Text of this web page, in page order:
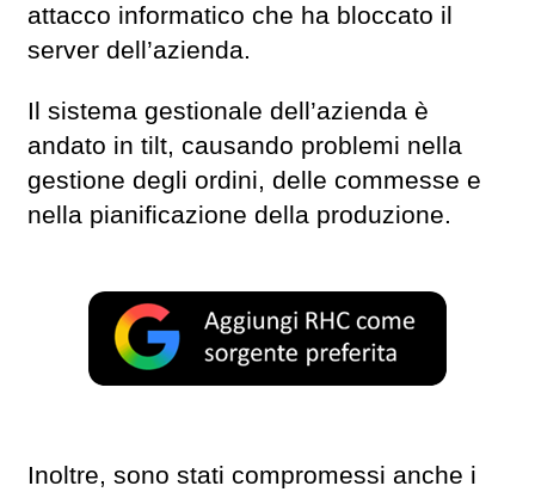
attacco informatico che ha bloccato il
server dell’azienda.
Il sistema gestionale dell’azienda è
andato in tilt, causando problemi nella
gestione degli ordini, delle commesse e
nella pianificazione della produzione.
Inoltre, sono stati compromessi anche i